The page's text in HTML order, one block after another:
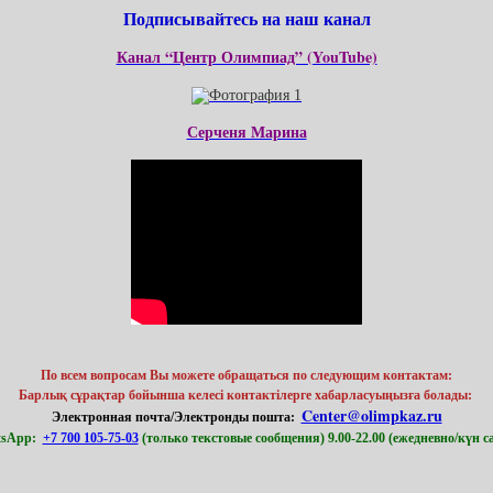
Подписывайтесь на наш канал
Канал “Центр Олимпиад” (YouTube)
Серченя Марина
По всем вопросам Вы можете обращаться по следующим контактам:
Барлық сұрақтар бойынша келесі контактілерге хабарласуыңызға болады: ​
Электронная почта/Электронды пошта: Center@olimpkaz.ru
+7 700 105-75-03(только текстовые сообщения) 9.00-22.00 (ежедневно/күн